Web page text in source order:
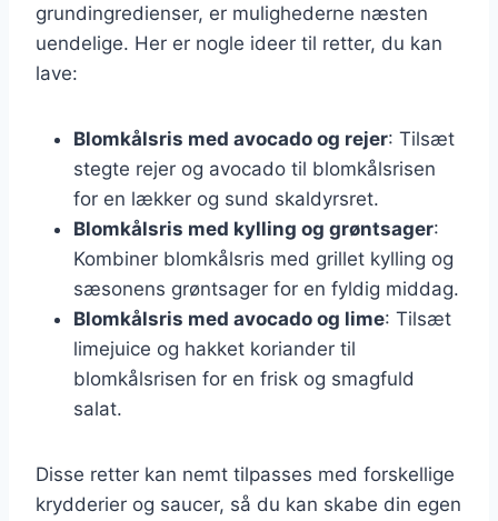
grundingredienser, er mulighederne næsten
uendelige. Her er nogle ideer til retter, du kan
lave:
Blomkålsris med avocado og rejer: Tilsæt
stegte rejer og avocado til blomkålsrisen
for en lækker og sund skaldyrsret.
Blomkålsris med kylling og grøntsager:
Kombiner blomkålsris med grillet kylling og
sæsonens grøntsager for en fyldig middag.
Blomkålsris med avocado og lime: Tilsæt
limejuice og hakket koriander til
blomkålsrisen for en frisk og smagfuld
salat.
Disse retter kan nemt tilpasses med forskellige
krydderier og saucer, så du kan skabe din egen